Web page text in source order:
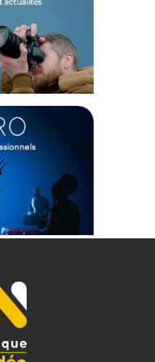
de 6000 K +/- 200 K
100 mètres
millimètres